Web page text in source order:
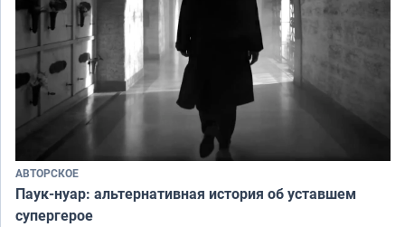
АВТОРСКОЕ
Паук-нуар: альтернативная история об уставшем
супергерое